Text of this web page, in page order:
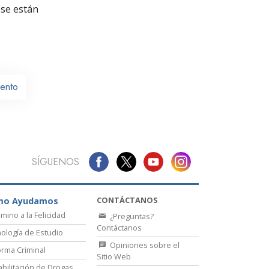
están
SÍGUENOS
Ayudamos
a la Felicidad
de Estudio
Criminal
CONTÁCTANOS
¿Preguntas?
Contáctanos
Opiniones sobre el
Sitio Web